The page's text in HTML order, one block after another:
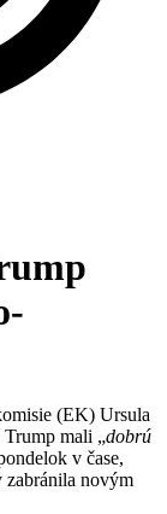
(EK) Ursula
mali „dobrú
v čase,
zabránila novým